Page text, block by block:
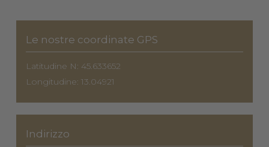
Le nostre coordinate GPS
Latitudine N: 45.633652
Longitudine: 13.04921
Indirizzo